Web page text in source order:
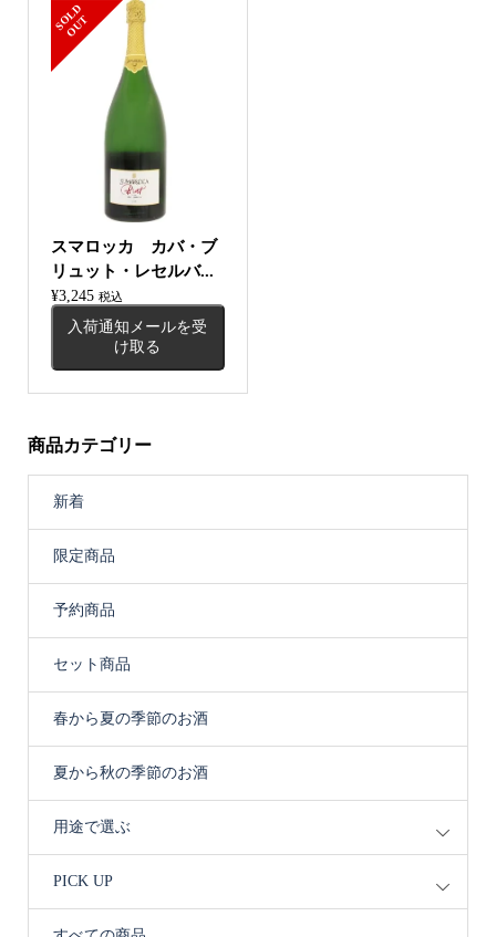
S
O
L
D
O
U
T
スマロッカ カバ・ブ
リュット・レセルバ...
¥3,245 税込
入荷通知メールを受
け取る
商品カテゴリー
新着
限定商品
予約商品
セット商品
春から夏の季節のお酒
夏から秋の季節のお酒
用途で選ぶ
PICK UP